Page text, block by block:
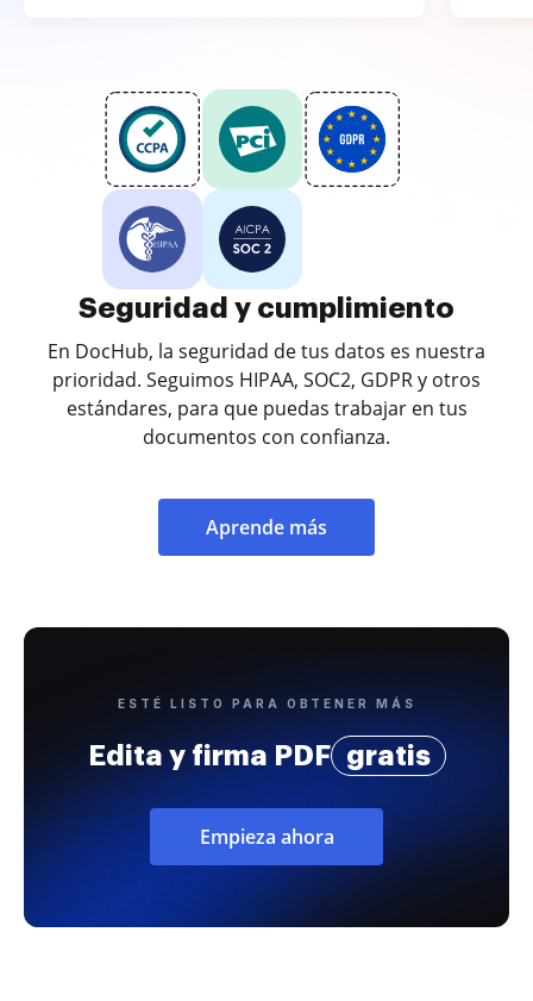
Seguridad y cumplimiento
En DocHub, la seguridad de tus datos es nuestra
prioridad. Seguimos HIPAA, SOC2, GDPR y otros
estándares, para que puedas trabajar en tus
documentos con confianza.
Aprende más
ESTÉ LISTO PARA OBTENER MÁS
Edita y firma PDF gratis
Empieza ahora